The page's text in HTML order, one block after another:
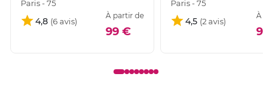
Paris - 75
4,8
À partir de
99 €
Paris - 75
4,5
À